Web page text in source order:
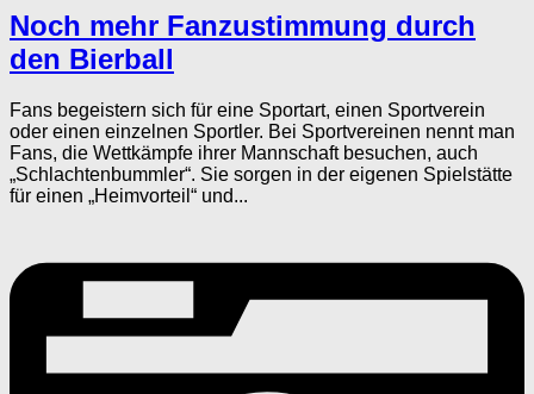
Noch mehr Fanzustimmung durch
den Bierball
Fans begeistern sich für eine Sportart, einen Sportverein
oder einen einzelnen Sportler. Bei Sportvereinen nennt man
Fans, die Wettkämpfe ihrer Mannschaft besuchen, auch
„Schlachtenbummler“. Sie sorgen in der eigenen Spielstätte
für einen „Heimvorteil“ und...